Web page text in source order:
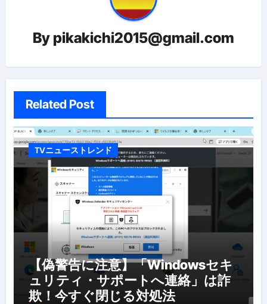
シBy pikakichi2015@gmail.com
Related Post
TVニューストレンド
【偽警告に注意】「Windowsセキ
ュリティ・サポートへ連絡」は詐
欺！今すぐ閉じる対処法